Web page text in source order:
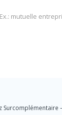
Surcomplémentaire